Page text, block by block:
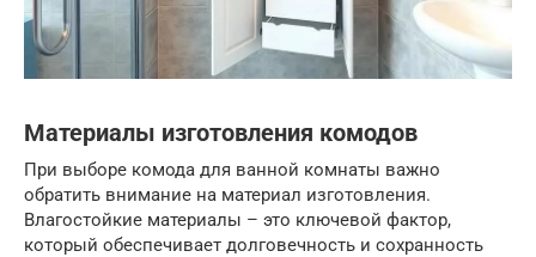
Материалы изготовления комодов
При выборе комода для ванной комнаты важно
обратить внимание на материал изготовления.
Влагостойкие материалы – это ключевой фактор,
который обеспечивает долговечность и сохранность